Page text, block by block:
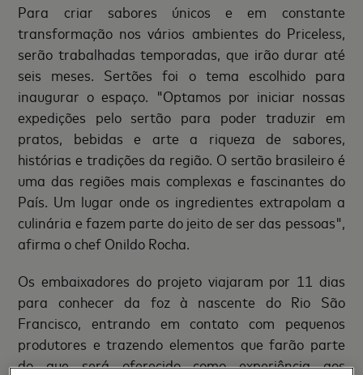
Para criar sabores únicos e em constante
transformação nos vários ambientes do Priceless,
serão trabalhadas temporadas, que irão durar até
seis meses. Sertões foi o tema escolhido para
inaugurar o espaço. "Optamos por iniciar nossas
expedições pelo sertão para poder traduzir em
pratos, bebidas e arte a riqueza de sabores,
histórias e tradições da região. O sertão brasileiro é
uma das regiões mais complexas e fascinantes do
País. Um lugar onde os ingredientes extrapolam a
culinária e fazem parte do jeito de ser das pessoas",
afirma o chef Onildo Rocha.
Os embaixadores do projeto viajaram por 11 dias
para conhecer da foz à nascente do Rio São
Francisco, entrando em contato com pequenos
produtores e trazendo elementos que farão parte
do que será oferecido como experiência aos